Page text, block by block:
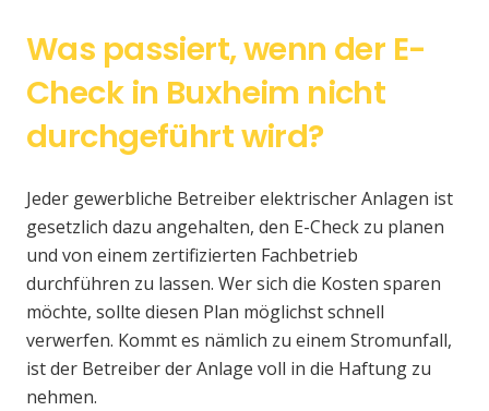
Was passiert, wenn der E-
Check in Buxheim nicht
durchgeführt wird?
Jeder gewerbliche Betreiber elektrischer Anlagen ist
gesetzlich dazu angehalten, den E-Check zu planen
und von einem zertifizierten Fachbetrieb
durchführen zu lassen. Wer sich die Kosten sparen
möchte, sollte diesen Plan möglichst schnell
verwerfen. Kommt es nämlich zu einem Stromunfall,
ist der Betreiber der Anlage voll in die Haftung zu
nehmen.